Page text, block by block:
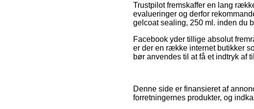
Trustpilot fremskaffer en lang
evalueringer og derfor
gelcoat sealing, 250 ml. inden du
Facebook yder tillige absolut
er der en række internet butikker
bør anvendes til at få et indtryk af
Denne side er finansieret af
forretningernes produkter, og